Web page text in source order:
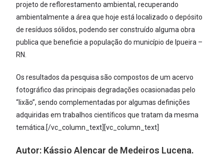
projeto de reflorestamento ambiental, recuperando
ambientalmente a área que hoje está localizado o depósito
de resíduos sólidos, podendo ser construído alguma obra
publica que beneficie a população do município de Ipueira –
RN.
Os resultados da pesquisa são compostos de um acervo
fotográfico das principais degradações ocasionadas pelo
“lixão”, sendo complementadas por algumas definições
adquiridas em trabalhos científicos que tratam da mesma
temática.[/vc_column_text][vc_column_text]
Autor: Kássio Alencar de Medeiros Lucena.